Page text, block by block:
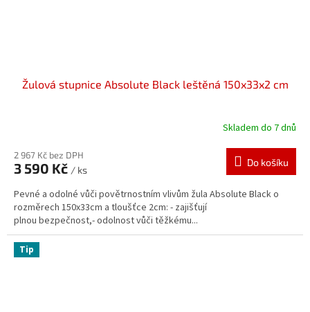
Žulová stupnice Absolute Black leštěná 150x33x2 cm
Skladem do 7 dnů
2 967 Kč bez DPH
3 590 Kč / ks
Do košíku
Pevné a odolné vůči povětrnostním vlivům žula Absolute Black o
rozměrech 150x33cm a tloušťce 2cm: - zajišťují
plnou bezpečnost,- odolnost vůči těžkému...
Tip